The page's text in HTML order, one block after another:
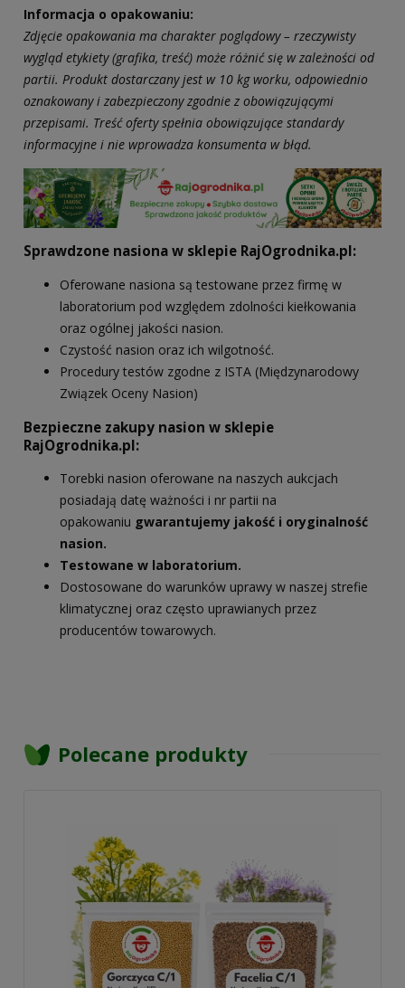
Informacja o opakowaniu:
Zdjęcie opakowania ma charakter poglądowy – rzeczywisty
wygląd etykiety (grafika, treść) może różnić się w zależności od
partii. Produkt dostarczany jest w 10 kg worku, odpowiednio
oznakowany i zabezpieczony zgodnie z obowiązującymi
przepisami. Treść oferty spełnia obowiązujące standardy
informacyjne i nie wprowadza konsumenta w błąd.
Sprawdzone nasiona w sklepie RajOgrodnika.pl:
Oferowane nasiona są testowane przez firmę w
laboratorium pod względem zdolności kiełkowania
oraz ogólnej jakości nasion.
Czystość nasion oraz ich wilgotność.
Procedury testów zgodne z ISTA (Międzynarodowy
Związek Oceny Nasion)
Bezpieczne zakupy nasion w sklepie
RajOgrodnika.pl:
Torebki nasion oferowane na naszych aukcjach
posiadają datę ważności i nr partii na
opakowaniu gwarantujemy jakość i oryginalność
nasion.
Testowane w laboratorium.
Dostosowane do warunków uprawy w naszej strefie
klimatycznej oraz często uprawianych przez
producentów towarowych.
Polecane produkty